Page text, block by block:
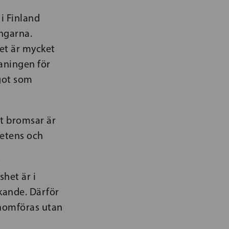
Finland
är mycket
för
som
bromsar är
och
är i
Därför
utan